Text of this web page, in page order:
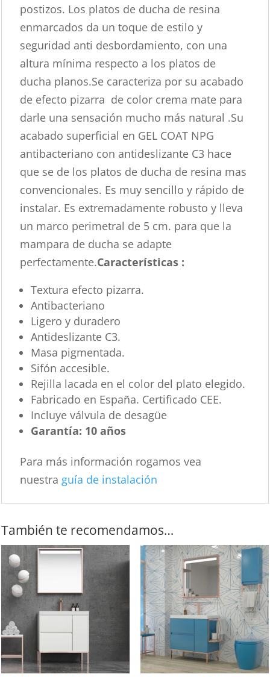
postizos. Los platos de ducha de resina
enmarcados da un toque de estilo y
seguridad anti desbordamiento, con una
altura mínima respecto a los platos de
ducha planos.Se caracteriza por su acabado
de efecto pizarra de color crema mate para
darle una sensación mucho más natural .Su
acabado superficial en GEL COAT NPG
antibacteriano con antideslizante C3 hace
que se de los platos de ducha de resina mas
convencionales. Es muy sencillo y rápido de
instalar. Es extremadamente robusto y lleva
un marco perimetral de 5 cm. para que la
mampara de ducha se adapte
perfectamente.Características :
Textura efecto pizarra.
Antibacteriano
Ligero y duradero
Antideslizante C3.
Masa pigmentada.
Sifón accesible.
Rejilla lacada en el color del plato elegido.
Fabricado en España. Certificado CEE.
Incluye válvula de desagüe
Garantía: 10 años
Para más información rogamos vea
nuestra guía de instalación
También te recomendamos…